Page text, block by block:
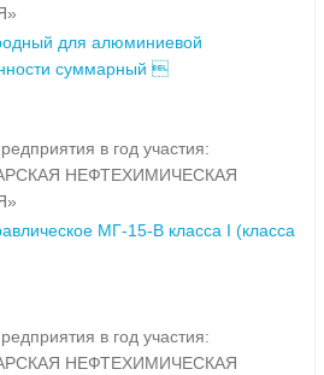
для алюминиевой
суммарный 
в год участия:
НЕФТЕХИМИЧЕСКАЯ
МГ-15-В класса I (класса
в год участия:
НЕФТЕХИМИЧЕСКАЯ